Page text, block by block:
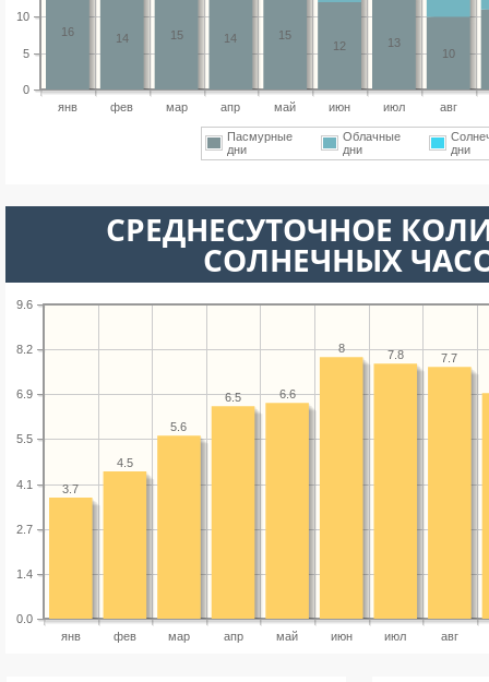
янв фев мар апр май июн июл авг
0
5
10
10
13
12
15
14
15
14
16
Пасмурные
дни
Облачные
дни
дни
СРЕДНЕСУТОЧНОЕ
СОЛНЕЧНЫХ
янв фев мар апр май июн июл авг
0.0
1.4
2.7
4.1
5.5
6.9
8.2
9.6
7.7
7.8
8
6.6
6.5
5.6
4.5
3.7